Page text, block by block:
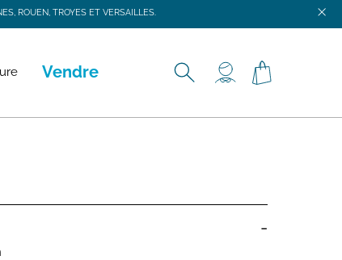
ROUEN, TROYES ET VERSAILLES.
Vendre
-